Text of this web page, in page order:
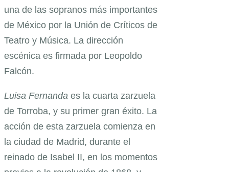
una de las sopranos más importantes
de México por la Unión de Críticos de
Teatro y Música. La dirección
escénica es firmada por Leopoldo
Falcón.
Luisa Fernanda es la cuarta zarzuela
de Torroba, y su primer gran éxito. La
acción de esta zarzuela comienza en
la ciudad de Madrid, durante el
reinado de Isabel II, en los momentos